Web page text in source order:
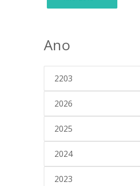
Ano
2203
2026
2025
2024
2023